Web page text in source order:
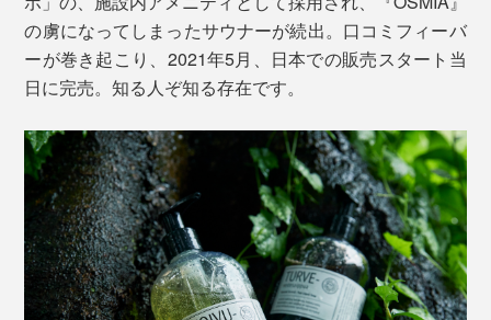
の虜になってしまったサウナーが続出。口コミフィーバ
ーが巻き起こり、2021年5月、日本での販売スタート当
日に完売。知る人ぞ知る存在です。